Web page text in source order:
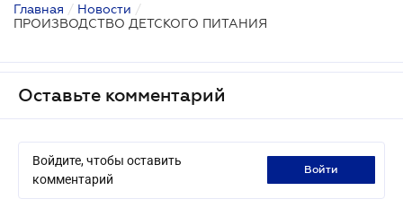
Главная / Новости /
ПРОИЗВОДСТВО ДЕТСКОГО ПИТАНИЯ
Оставьте комментарий
Войдите, чтобы оставить
комментарий
войти